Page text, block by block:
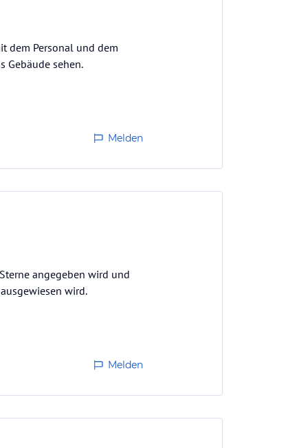
dem Personal und dem
Gebäude sehen.
Melden
angegeben wird und
wird.
Melden